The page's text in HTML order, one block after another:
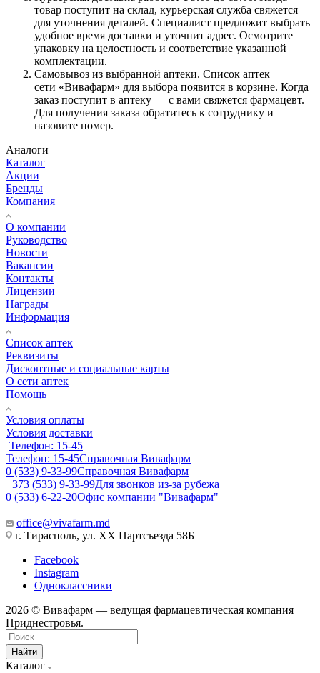
товар поступит на склад, курьерская служба свяжется
для уточнения деталей. Специалист предложит выбрать
удобное время доставки и уточнит адрес. Осмотрите
упаковку на целостность и соответствие указанной
комплектации.
Самовывоз из выбранной аптеки. Список аптек
сети «Вивафарм» для выбора появится в корзине. Когда
заказ поступит в аптеку — с вами свяжется фармацевт.
Для получения заказа обратитесь к сотруднику и
назовите номер.
Аналоги
Каталог
Акции
Бренды
Компания
О компании
Руководство
Новости
Вакансии
Контакты
Лицензии
Награды
Информация
Список аптек
Реквизиты
Дисконтные и социальные карты
О сети аптек
Помощь
Условия оплаты
Условия доставки
Телефон: 15-45
Телефон: 15-45Справочная Вивафарм
0 (533) 9-33-99Справочная Вивафарм
+373 (533) 9-33-99Для звонков из-за рубежа
0 (533) 6-22-20Офис компании "Вивафарм"
office@vivafarm.md
г. Тирасполь, ул. ХХ Партсъезда 58Б
Facebook
Instagram
Одноклассники
2026 © Вивафарм — ведущая фармацевтическая компания
Приднестровья.
Найти
Каталог